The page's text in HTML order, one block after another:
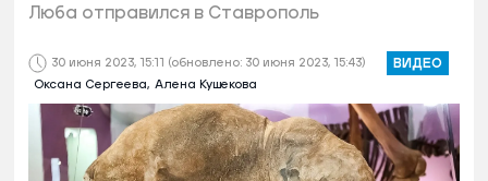
30 июня 2023, 15:11 (обновлено: 30 июня 2023, 15:43) ВИДЕО
Оксана Сергеева, Алена Кушекова
Люба отправился в Ставрополь